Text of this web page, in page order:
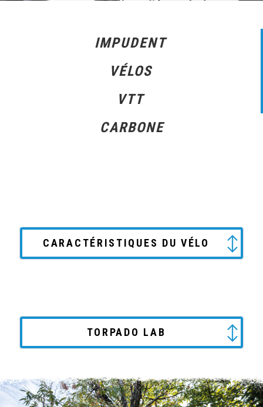
IMPUDENT
VÉLOS
VTT
CARBONE
CARACTÉRISTIQUES DU VÉLO
TORPADO LAB